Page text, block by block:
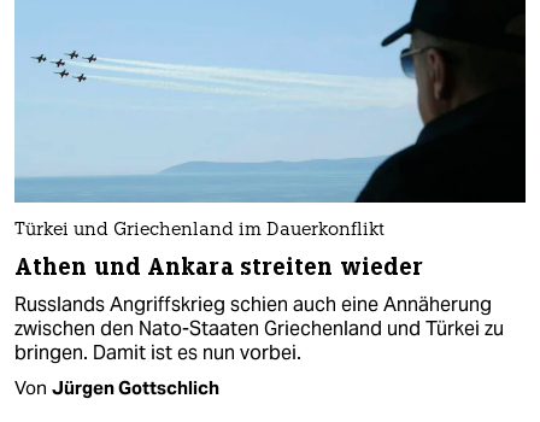
Türkei und Griechenland im Dauerkonflikt
Athen und Ankara streiten wieder
Russlands Angriffskrieg schien auch eine Annäherung
zwischen den Nato-Staaten Griechenland und Türkei zu
bringen. Damit ist es nun vorbei.
Von Jürgen Gottschlich